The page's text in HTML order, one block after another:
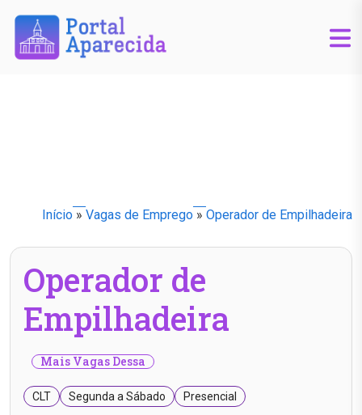
Início » Vagas de Emprego » Operador de Empilhadeira
Operador de
Empilhadeira
Mais Vagas Dessa
CLT Segunda a Sábado Presencial